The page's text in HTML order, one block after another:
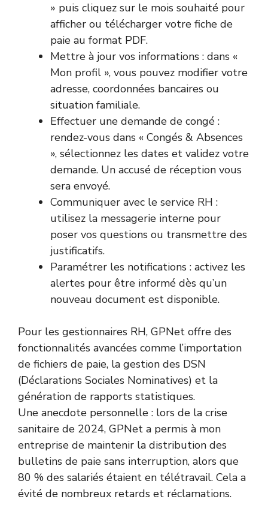
» puis cliquez sur le mois souhaité pour
afficher ou télécharger votre fiche de
paie au format PDF.
Mettre à jour vos informations : dans «
Mon profil », vous pouvez modifier votre
adresse, coordonnées bancaires ou
situation familiale.
Effectuer une demande de congé :
rendez-vous dans « Congés & Absences
», sélectionnez les dates et validez votre
demande. Un accusé de réception vous
sera envoyé.
Communiquer avec le service RH :
utilisez la messagerie interne pour
poser vos questions ou transmettre des
justificatifs.
Paramétrer les notifications : activez les
alertes pour être informé dès qu’un
nouveau document est disponible.
Pour les gestionnaires RH, GPNet offre des
fonctionnalités avancées comme l’importation
de fichiers de paie, la gestion des DSN
(Déclarations Sociales Nominatives) et la
génération de rapports statistiques.
Une anecdote personnelle : lors de la crise
sanitaire de 2024, GPNet a permis à mon
entreprise de maintenir la distribution des
bulletins de paie sans interruption, alors que
80 % des salariés étaient en télétravail. Cela a
évité de nombreux retards et réclamations.